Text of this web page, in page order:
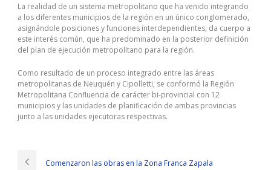
La realidad de un sistema metropolitano que ha venido integrando
a los diferentes municipios de la región en un único conglomerado,
asignándole posiciones y funciones interdependientes, da cuerpo a
este interés común, que ha predominado en la posterior definición
del plan de ejecución metropolitano para la región.
Como resultado de un proceso integrado entre las áreas
metropolitanas de Neuquén y Cipolletti, se conformó la Región
Metropolitana Confluencia de carácter bi-provincial con 12
municipios y las unidades de planificación de ambas provincias
junto a las unidades ejecutoras respectivas.
Comenzaron las obras en la Zona Franca Zapala